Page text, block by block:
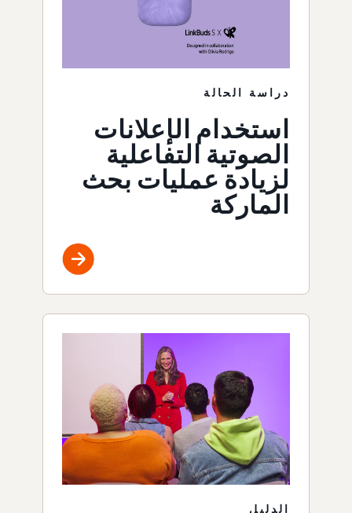
دراسة الحالة
استخدام الإعلانات
الصوتية التفاعلية
لزيادة عمليات بحث
الماركة
الدليل